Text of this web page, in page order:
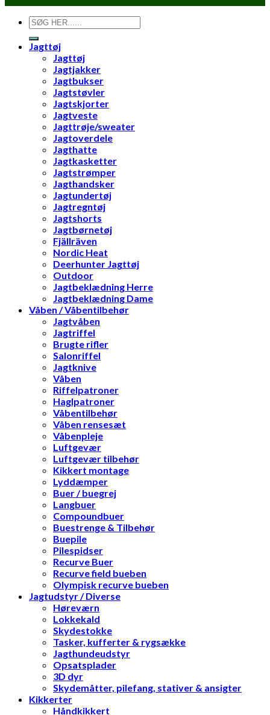
Søg
efter:
Jagttøj
Jagttøj
Jagtjakker
Jagtbukser
Jagtstøvler
Jagtskjorter
Jagtveste
Jagttrøje/sweater
Jagtoverdele
Jagthatte
Jagtkasketter
Jagtstrømper
Jagthandsker
Jagtundertøj
Jagtregntøj
Jagtshorts
Jagtbørnetøj
Fjällräven
Nordic Heat
Deerhunter Jagttøj
Outdoor
Jagtbeklædning Herre
Jagtbeklædning Dame
Våben / Våbentilbehør
Jagtvåben
Jagtriffel
Brugte rifler
Salonriffel
Jagtknive
Våben
Riffelpatroner
Haglpatroner
Våbentilbehør
Våben rensesæt
Våbenpleje
Luftgevær
Luftgevær tilbehør
Kikkert montage
Lyddæmper
Buer / buegrej
Langbuer
Compoundbuer
Buestrenge & Tilbehør
Buepile
Pilespidser
Recurve Buer
Recurve field bueben
Olympisk recurve bueben
Jagtudstyr / Diverse
Høreværn
Lokkekald
Skydestokke
Tasker, kufferter & rygsække
Jagthundeudstyr
Opsatsplader
3D dyr
Skydemåtter, pilefang, stativer & ansigter
Kikkerter
Håndkikkert